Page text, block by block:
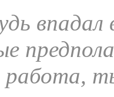
работа,